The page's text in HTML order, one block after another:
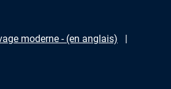
moderne - (en anglais)